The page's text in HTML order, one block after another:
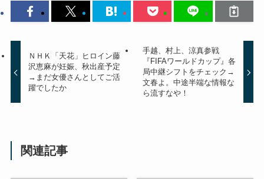
ＮＨＫ「天花」ヒロイン藤
沢恵麻が妊娠、秋出産予定
→まだ女優さんとしてご活
躍でしたか
手越、村上、涼真参戦
『FIFAワールドカップ』各
局中継シフトをチェック→
文春よ。中途半端な情報な
ら流すなや！
関連記事